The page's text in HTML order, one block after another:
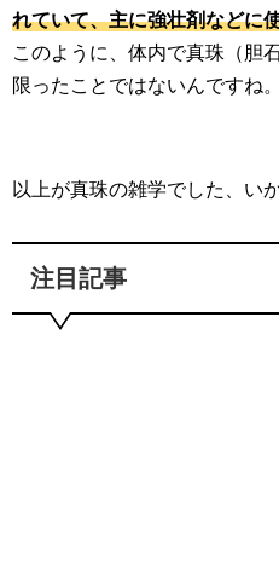
れていて、主に強壮剤などに
このように、体内で真珠（胆
限ったことではないんですね。
以上が真珠の雑学でした、い
注目記事